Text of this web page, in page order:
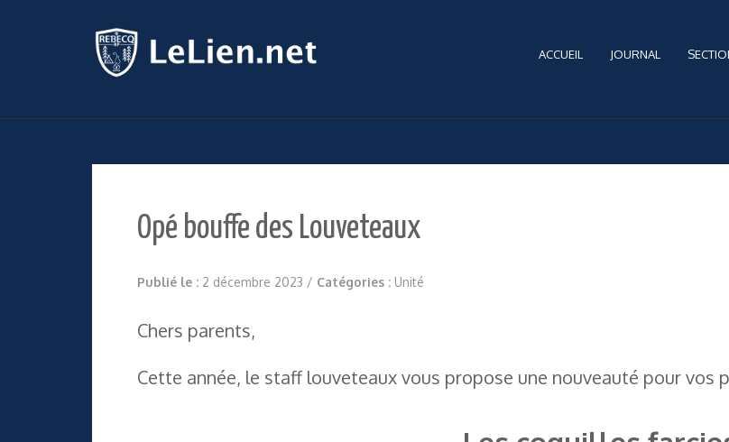
ACCUEIL JOURNAL
Opé bouffe des Louveteaux
Publié le : 2 décembre 2023 / Catégories : Unité
Chers parents,
Cette année, le staff louveteaux vous propose une nouveauté pour vos